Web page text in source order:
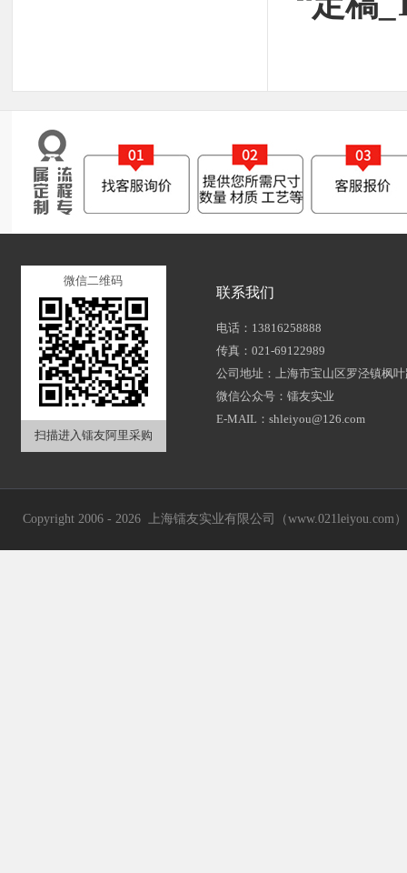
微信二维码
扫描进入镭友阿里采购
联系我们
电话：13816258888
传真：021-69122989
公司地址：上海市宝山区罗泾镇枫
微信公众号：镭友实业
E-MAIL：shleiyou@126.com
Copyright 2006 - 2026 上海镭友实业有限公司（